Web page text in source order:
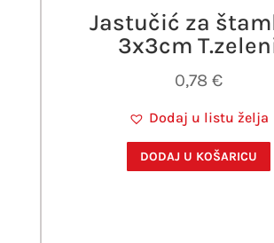
Jastučić za
3x3cm
0,78 €
Dodaj u listu želja
DODAJ U KOŠARICU